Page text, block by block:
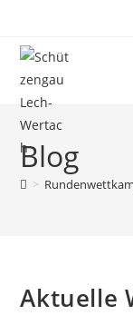
springen
Blog
>
Aktuelle